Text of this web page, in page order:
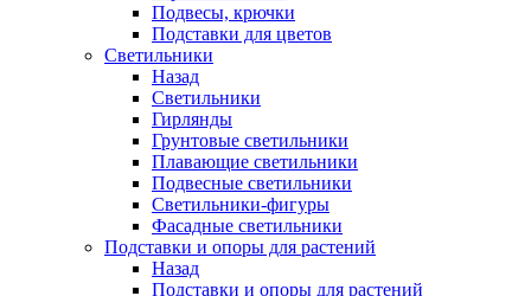
Подвесы, крючки
Подставки для цветов
Светильники
Назад
Светильники
Гирлянды
Грунтовые светильники
Плавающие светильники
Подвесные светильники
Светильники-фигуры
Фасадные светильники
Подставки и опоры для растений
Назад
Подставки и опоры для растений